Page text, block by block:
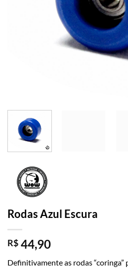
Rodas Azul Escura
R$ 44,90
Definitivamente as rodas “coringa”